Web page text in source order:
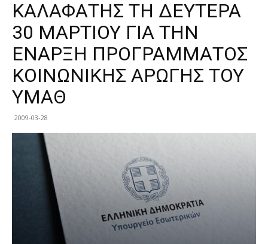
ΚΑΛΑΦΑΤΗΣ ΤΗ ΔΕΥΤΕΡΑ
30 ΜΑΡΤΙΟΥ ΓΙΑ ΤΗΝ
ΕΝΑΡΞΗ ΠΡΟΓΡΑΜΜΑΤΟΣ
ΚΟΙΝΩΝΙΚΗΣ ΑΡΩΓΗΣ ΤΟΥ
ΥΜΑΘ
2009-03-28